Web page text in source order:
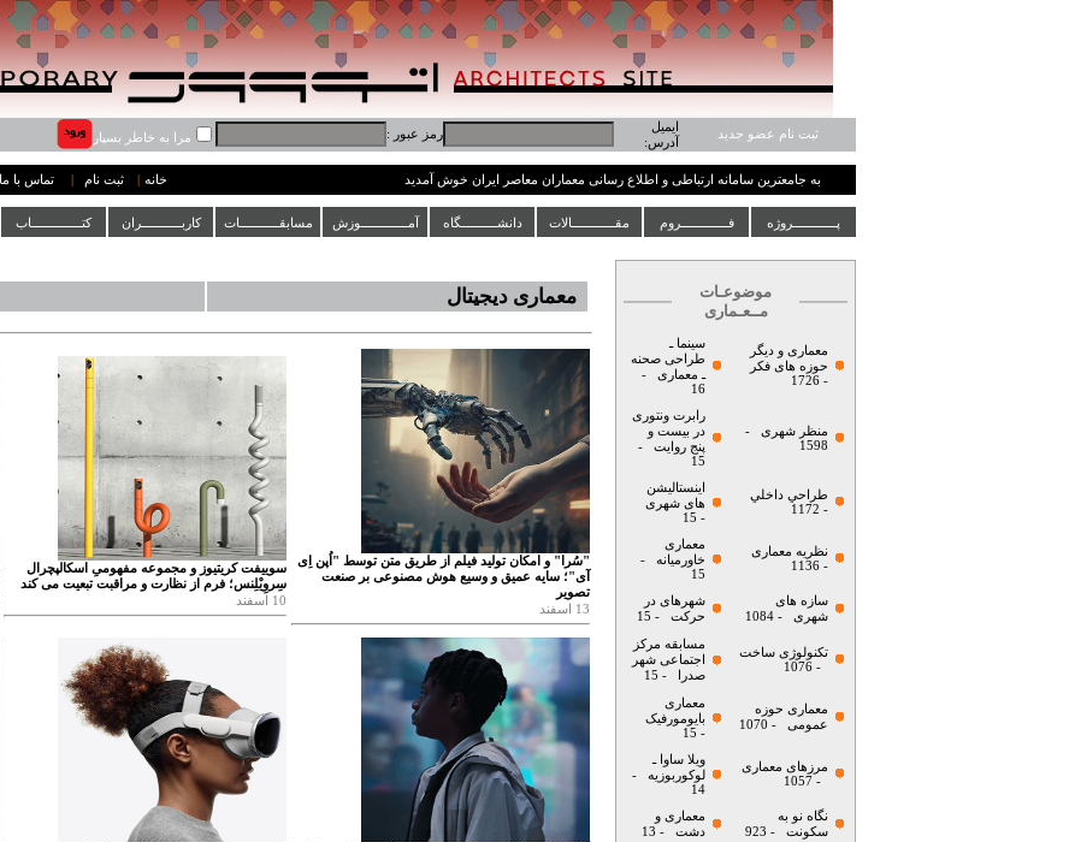
ثبت نام عضو جدید
ایمیل
آدرس:
رمز عبور : مرا به خاطر بسپار
به جامعترین سامانه ارتباطی و اطلاع رسانی معماران معاصر ایران خوش آمدید خانه ثبت نام تماس با ما
پــــــــــــروژه فـــــــــــــروم مقــــــــــــالات دانشــــــــــگاه آمـــــــــــــوزش مسابقـــــــــــات کاربـــــــــــران کتــــــــــــــاب
موضوعـات
مــعـماری
معماری و دیگر
حوزه های فکر
- 1726
سینما ـ
طراحی صحنه
ـ معماری
-
16
منظر شهری -
1598
رابرت ونتوری
در بیست و
پنج روایت
-
15
طراحي داخلي
- 1172
اینستالیشن
های شهری
- 15
نظریه معماری
- 1136
معماری
خاورمیانه
-
15
سازه های
شهری - 1084
شهرهای در
حرکت - 15
تکنولوژی ساخت
- 1076
مسابقه مرکز
اجتماعی شهر
صدرا
- 15
معماری حوزه
عمومی - 1070
معماری
بایومورفیک
- 15
مرزهای معماری
- 1057
ویلا ساوا ـ
لوکوربوزیه -
14
نگاه نو به
سكونت - 923
معماری و
دشت
- 13
معماری دیجیتال
"سُرا" و امکان تولید فیلم از طریق متن توسط "اُپن اِی
آی"؛ سایه عمیق و وسیع هوش مصنوعی بر صنعت
تصویر
13 اسفند
سوییفت کریتیوز و مجموعه مفهومیِ اسکالپچرال
سِروِیْلِنس؛ فرم از نظارت و مراقبت تبعیت می کند
10 اسفند